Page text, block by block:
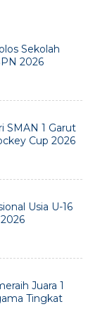
Sekolah
2026
SMAN 1 Garut
Cup 2026
Usia U-16
Juara 1
Tingkat